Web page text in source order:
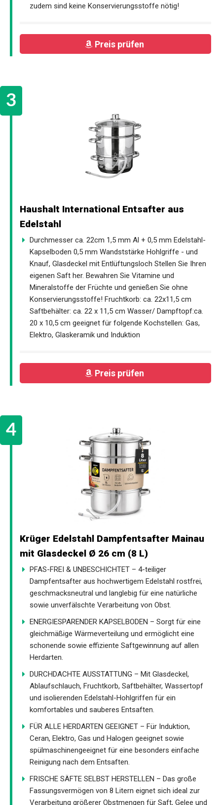
zudem sind keine Konservierungsstoffe nötig!
Preis prüfen
Haushalt International Entsafter aus
Edelstahl
Durchmesser ca. 22cm 1,5 mm Al + 0,5 mm Edelstahl-
Kapselboden 0,5 mm Wandststärke Hohlgriffe - und
Knauf, Glasdeckel mit Entlüftungsloch Stellen Sie Ihren
eigenen Saft her. Bewahren Sie Vitamine und
Mineralstoffe der Früchte und genießen Sie ohne
Konservierungsstoffe! Fruchtkorb: ca. 22x11,5 cm
Saftbehälter: ca. 22 x 11,5 cm Wasser/ Dampftopf:ca.
20 x 10,5 cm geeignet für folgende Kochstellen: Gas,
Elektro, Glaskeramik und Induktion
Preis prüfen
Krüger Edelstahl Dampfentsafter Mainau
mit Glasdeckel Ø 26 cm (8 L)
PFAS-FREI & UNBESCHICHTET – 4-teiliger
Dampfentsafter aus hochwertigem Edelstahl rostfrei,
geschmacksneutral und langlebig für eine natürliche
sowie unverfälschte Verarbeitung von Obst.
ENERGIESPARENDER KAPSELBODEN – Sorgt für eine
gleichmäßige Wärmeverteilung und ermöglicht eine
schonende sowie effiziente Saftgewinnung auf allen
Herdarten.
DURCHDACHTE AUSSTATTUNG – Mit Glasdeckel,
Ablaufschlauch, Fruchtkorb, Saftbehälter, Wassertopf
und isolierenden Edelstahl-Hohlgriffen für ein
komfortables und sauberes Entsaften.
FÜR ALLE HERDARTEN GEEIGNET – Für Induktion,
Ceran, Elektro, Gas und Halogen geeignet sowie
spülmaschinengeeignet für eine besonders einfache
Reinigung nach dem Entsaften.
FRISCHE SÄFTE SELBST HERSTELLEN – Das große
Fassungsvermögen von 8 Litern eignet sich ideal zur
Verarbeitung größerer Obstmengen für Saft, Gelee und